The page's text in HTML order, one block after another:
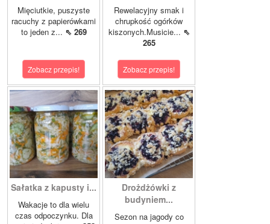
Mięciutkie, puszyste
racuchy z papierówkami
to jeden z... ⇖ 269
Zobacz przepis!
Rewelacyjny smak i
chrupkość ogórków
kiszonych.Musicie... ⇖
265
Zobacz przepis!
Sałatka z kapusty i...
Wakacje to dla wielu
czas odpoczynku. Dla
Drożdżówki z
budyniem...
Sezon na jagody co